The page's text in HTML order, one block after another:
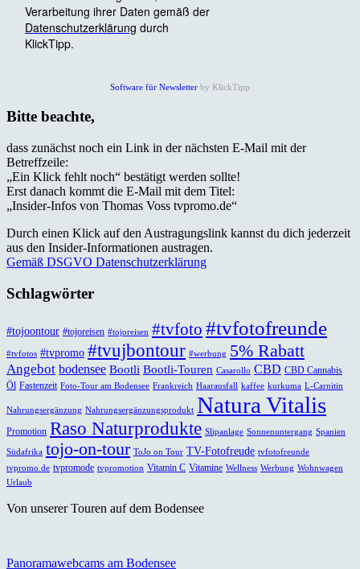
Software für Newsletter by KlickTipp
Bitte beachte,
dass zunächst noch ein Link in der nächsten E-Mail mit der
Betreffzeile:
„Ein Klick fehlt noch“ bestätigt werden sollte!
Erst danach kommt die E-Mail mit dem Titel:
„Insider-Infos von Thomas Voss tvpromo.de“
Durch einen Klick auf den Austragungslink kannst du dich jederzeit
aus den Insider-Informationen austragen.
Gemäß DSGVO Datenschutzerklärung
Schlagwörter
#tojoontour #tojoreisen #tojoreisen #tvfoto #tvfotofreunde
#tvfotos #tvpromo #tvujbontour #werbung 5% Rabatt
Angebot bodensee Bootli Bootli-Touren Casarollo CBD CBD Cannabis
Öl Fastenzeit Foto-Tour am Bodensee Frankreich Haarausfall kaffee kurkuma L-Carnitin
Nahrungsergänzung Nahrungsergänzungsprodukt Natura Vitalis
Promotion Raso Naturprodukte Slipanlage Sonnenuntergang Spanien
Südafrika tojo-on-tour ToJo on Tour TV-Fotofreude tvfotofreunde
tvpromo.de tvpromode tvpromotion Vitamin C Vitamine Wellness Werbung Wohnwagen
Urlaub
Von unserer Touren auf dem Bodensee
Panoramawebcams am Bodensee